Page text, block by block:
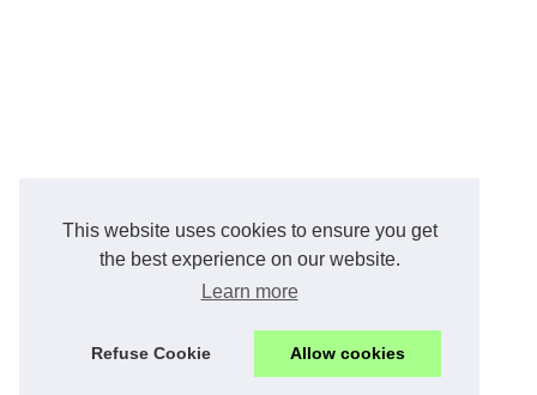
This website uses cookies to ensure you get
the best experience on our website.
Learn more
Refuse Cookie Allow cookies